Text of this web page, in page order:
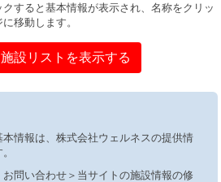
すると基本情報が表示され、名称をクリッ
移動します。
設リストを表示する
情報は、株式会社ウェルネスの提供情
問い合わせ＞当サイトの施設情報の修